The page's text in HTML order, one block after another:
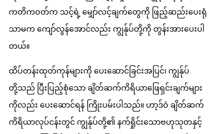
ကတိကဝတ်က သင့်ရဲ့ မျှော်လင့်ချက်တွေကို ဖြည့်ဆည်းပေးရုံ
သာမက ကျော်လွန်အောင်လည်း ကျွန်ုပ်တို့ကို တွန်းအားပေးပါ
တယ်။
ထိပ်တန်းထုတ်ကုန်များကို ပေးဆောင်ခြင်းအပြင်၊ ကျွန်ုပ်
တို့သည် ပြီးပြည့်စုံသော ချိတ်ဆက်ကိရိယာဖြေရှင်းချက်များ
ကိုလည်း ပေးဆောင်ရန် ကြိုးပမ်းပါသည်။ ဟာ့ဒ်ဝဲ ချိတ်ဆက်
ကိရိယာလုပ်ငန်းတွင် ကျွန်ုပ်တို့၏ နက်ရှိုင်းသောဗဟုသုတနှင့်